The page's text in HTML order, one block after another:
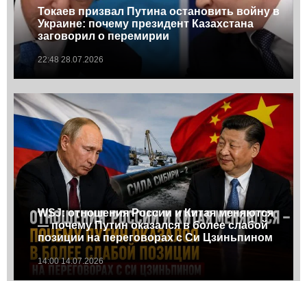
Токаев призвал Путина остановить войну в
Украине: почему президент Казахстана
заговорил о перемирии
22:48 28.07.2026
WSJ: отношения России и Китая меняются
— почему Путин оказался в более слабой
позиции на переговорах с Си Цзиньпином
14:00 14.07.2026